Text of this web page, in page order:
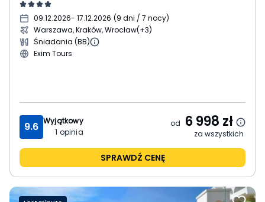
09.12.2026- 17.12.2026 (9 dni / 7 nocy)
Warszawa, Kraków, Wrocław(+3)
Śniadania (BB)
Exim Tours
9.6 Wyjątkowy
1 opinia
od 6 998 zł
za wszystkich
SPRAWDŹ CENĘ